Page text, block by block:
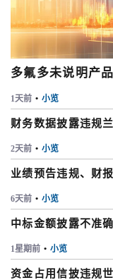
多氟多未说明产
1天前 • 小览
财务数据披露违规
2天前 • 小览
业绩预告违规、财
6天前 • 小览
中标金额披露不准
1星期前 • 小览
资金占用信披违规